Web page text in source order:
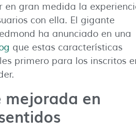
en gran medida la
con ella. El gigante
ha anunciado en una
que estas características
primero para los inscritos
mejorada en